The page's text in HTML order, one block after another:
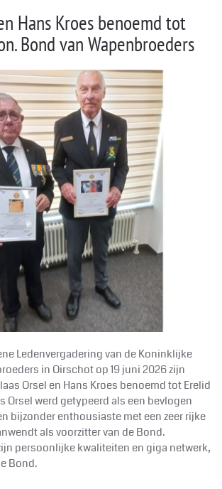
Hans Kroes benoemd tot
Bond van Wapenbroeders
Ledenvergadering van de Koninklijke
in Oirschot op 19 juni 2026 zijn
Orsel en Hans Kroes benoemd tot Erelid
Orsel werd getypeerd als een bevlogen
bijzonder enthousiaste met een zeer rijke
als voorzitter van de Bond.
persoonlijke kwaliteiten en giga netwerk,
Bond.